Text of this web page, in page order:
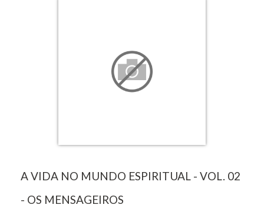
A VIDA NO MUNDO ESPIRITUAL - VOL. 02
- OS MENSAGEIROS